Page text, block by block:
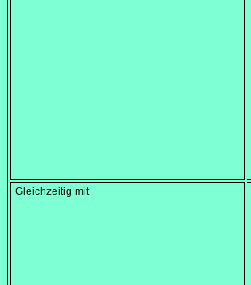
Gleichzeitig mit